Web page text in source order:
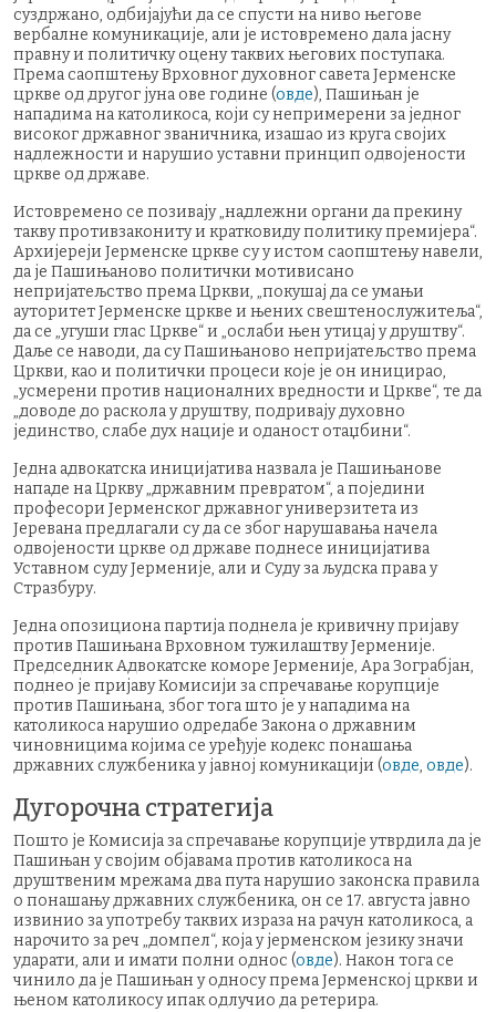
суздржано, одбијајући да се спусти на ниво његове
вербалне комуникације, али је истовремено дала јасну
правну и политичку оцену таквих његових поступака.
Према саопштењу Врховног духовног савета Јерменске
цркве од другог јуна ове године (овде), Пашињан је
нападима на католикоса, који су непримерени за једног
високог државног званичника, изашао из круга својих
надлежности и нарушио уставни принцип одвојености
цркве од државе.
Истовремено се позивају „надлежни органи да прекину
такву противзакониту и кратковиду политику премијера“.
Архијереји Јерменске цркве су у истом саопштењу навели,
да је Пашињаново политички мотивисано
непријатељство према Цркви, „покушај да се умањи
ауторитет Јерменске цркве и њених свештенослужитеља“,
да се „угуши глас Цркве“ и „ослаби њен утицај у друштву“.
Даље се наводи, да су Пашињаново непријатељство према
Цркви, као и политички процеси које је он иницирао,
„усмерени против националних вредности и Цркве“, те да
„доводе до раскола у друштву, подривају духовно
јединство, слабе дух нације и оданост отаџбини“.
Једна адвокатска иницијатива назвала је Пашињанове
нападе на Цркву „државним превратом“, а поједини
професори Јерменског државног универзитета из
Јеревана предлагали су да се због нарушавања начела
одвојености цркве од државе поднесе иницијатива
Уставном суду Јерменије, али и Суду за људска права у
Стразбуру.
Једна опозициона партија поднела је кривичну пријаву
против Пашињана Врховном тужилаштву Јерменије.
Председник Адвокатске коморе Јерменије, Ара Зограбјан,
поднео је пријаву Комисији за спречавање корупције
против Пашињана, због тога што је у нападима на
католикоса нарушио одредабе Закона о државним
чиновницима којима се уређује кодекс понашања
државних службеника у јавној комуникацији (овде, овде).
Дугорочна стратегија
Пошто је Комисија за спречавање корупције утврдила да је
Пашињан у својим објавама против католикоса на
друштвеним мрежама два пута нарушио законска правила
о понашању државних службеника, он се 17. августа јавно
извинио за употребу таквих израза на рачун католикоса, а
нарочито за реч „домпел“, која у јерменском језику значи
ударати, али и имати полни однос (овде). Након тога се
чинило да је Пашињан у односу према Јерменској цркви и
њеном католикосу ипак одлучио да ретерира.